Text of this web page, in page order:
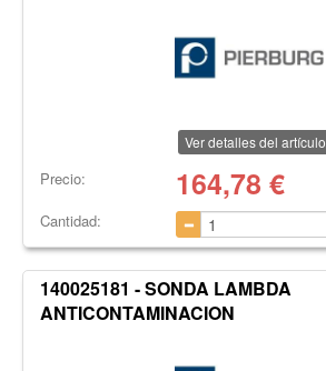
Ver detalles del artículo
Precio: 164,78 €
Cantidad:
140025181 - SONDA LAMBDA
ANTICONTAMINACION